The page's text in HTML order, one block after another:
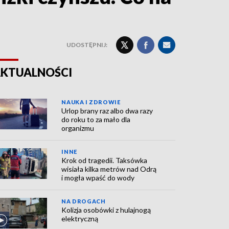
UDOSTĘPNIJ:
NAUKA I ZDROWIE
Urlop brany raz albo dwa razy
do roku to za mało dla
organizmu
INNE
Krok od tragedii. Taksówka
wisiała kilka metrów nad Odrą
i mogła wpaść do wody
NA DROGACH
Kolizja osobówki z hulajnogą
elektryczną